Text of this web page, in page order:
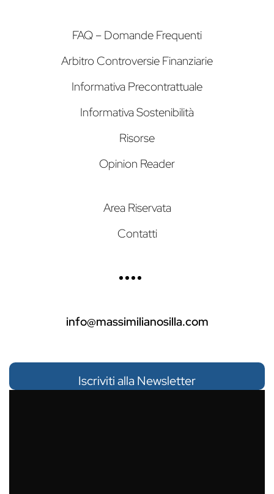
FAQ – Domande Frequenti
Arbitro Controversie Finanziarie
Informativa Precontrattuale
Informativa Sostenibilità
Risorse
Opinion Reader
Area Riservata
Contatti
info@massimilianosilla.com
Iscriviti alla Newsletter
Nome: